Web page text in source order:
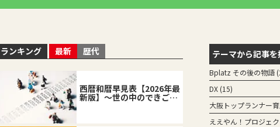
ランキング 最新 歴代
西暦和暦早見表【2026年最
新版】～世の中のできごと
を復習しながら～
テーマから記事を
Bplatz その後の物語
DX (15)
⼤阪トップランナー
ええやん！プロジェ